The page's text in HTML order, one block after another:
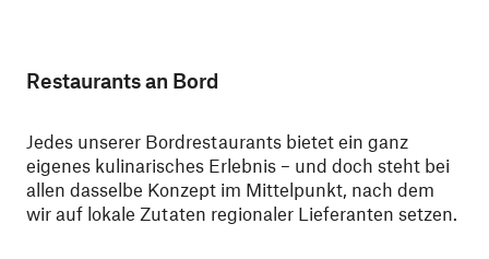
Restaurants an Bord
Jedes unserer Bordrestaurants bietet ein ganz
eigenes kulinarisches Erlebnis – und doch steht bei
allen dasselbe Konzept im Mittelpunkt, nach dem
wir auf lokale Zutaten regionaler Lieferanten setzen.